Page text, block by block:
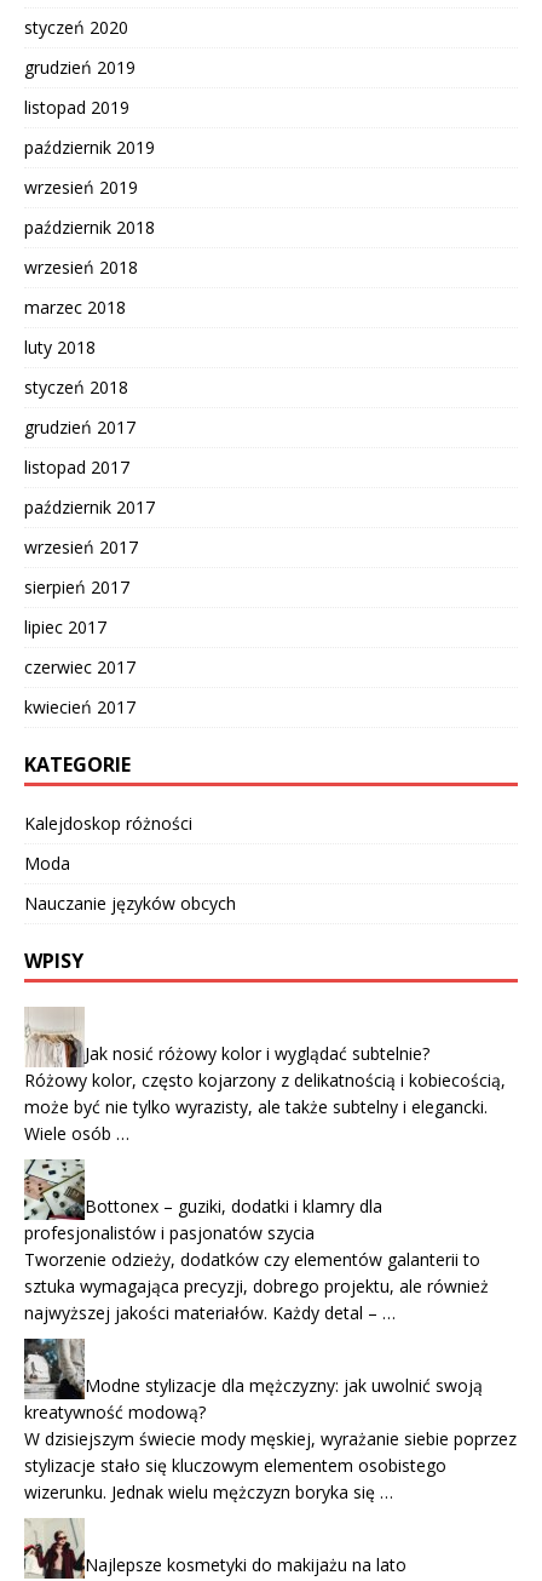
styczeń 2020
grudzień 2019
listopad 2019
październik 2019
wrzesień 2019
październik 2018
wrzesień 2018
marzec 2018
luty 2018
styczeń 2018
grudzień 2017
listopad 2017
październik 2017
wrzesień 2017
sierpień 2017
lipiec 2017
czerwiec 2017
kwiecień 2017
KATEGORIE
Kalejdoskop różności
Moda
Nauczanie języków obcych
WPISY
Jak nosić różowy kolor i wyglądać subtelnie?
Różowy kolor, często kojarzony z delikatnością i kobiecością,
może być nie tylko wyrazisty, ale także subtelny i elegancki.
Wiele osób …
Bottonex – guziki, dodatki i klamry dla
profesjonalistów i pasjonatów szycia
Tworzenie odzieży, dodatków czy elementów galanterii to
sztuka wymagająca precyzji, dobrego projektu, ale również
najwyższej jakości materiałów. Każdy detal – …
Modne stylizacje dla mężczyzny: jak uwolnić swoją
kreatywność modową?
W dzisiejszym świecie mody męskiej, wyrażanie siebie poprzez
stylizacje stało się kluczowym elementem osobistego
wizerunku. Jednak wielu mężczyzn boryka się …
Najlepsze kosmetyki do makijażu na lato